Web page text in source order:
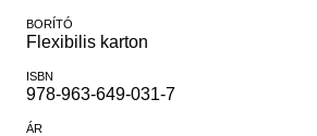
BORÍTÓ
Flexibilis karton
ISBN
978-963-649-031-7
ÁR